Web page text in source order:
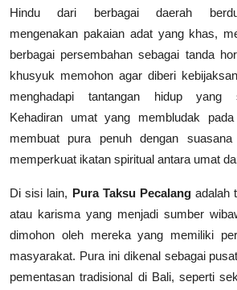
Hindu dari berbagai daerah
mengenakan pakaian adat yang khas,
berbagai persembahan sebagai tanda
khusyuk memohon agar diberi
menghadapi tantangan hidup yang
Kehadiran umat yang membludak
membuat pura penuh dengan
memperkuat ikatan spiritual antara umat
Di sisi lain, Pura Taksu Pecalang adalah
atau karisma yang menjadi sumber
dimohon oleh mereka yang memiliki
masyarakat. Pura ini dikenal sebagai
pementasan tradisional di Bali, seperti